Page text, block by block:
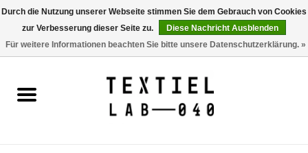
0 Artikel - €0,00
BÜCHER
Durch die Nutzung unserer Webseite stimmen Sie dem Gebrauch von Cookies
zur Verbesserung dieser Seite zu.
Diese Nachricht Ausblenden
Für weitere Informationen beachten Sie bitte unsere Datenschutzerklärung. »